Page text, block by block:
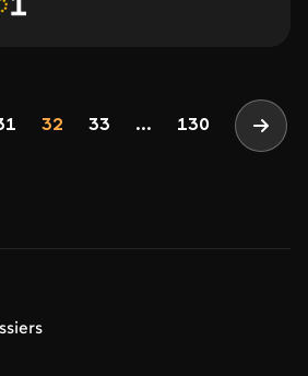
Page
32 Page
33 ... 130